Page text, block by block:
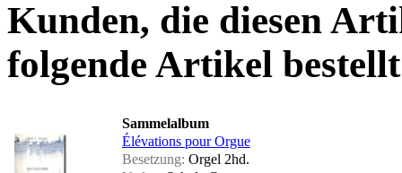
Kunden, die diesen
folgende Artikel
Sammelalbum
Élévations pour Orgue
Besetzung: Orgel 2hd.